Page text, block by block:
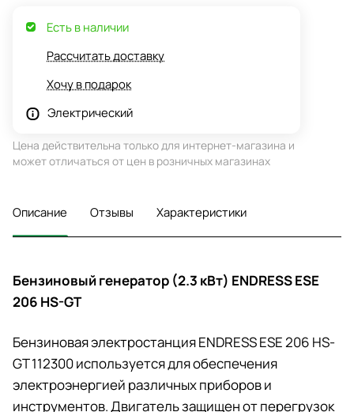
Есть в наличии
Рассчитать доставку
Хочу в подарок
Электрический
Цена действительна только для интернет-магазина и
может отличаться от цен в розничных магазинах
Описание Отзывы Характеристики
Бензиновый генератор (2.3 кВт) ENDRESS ESE
206 HS-GT
Бензиновая электростанция ENDRESS ESE 206 HS-
GT 112300 используется для обеспечения
электроэнергией различных приборов и
инструментов. Двигатель защищен от перегрузок